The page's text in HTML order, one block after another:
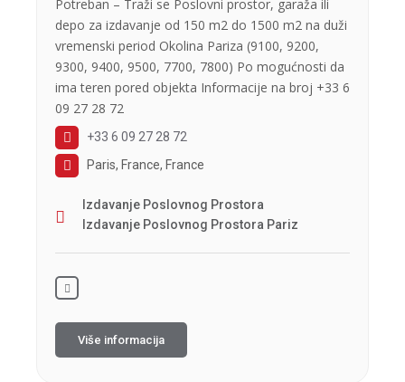
Potreban – Traži se Poslovni prostor, garaža ili
depo za izdavanje od 150 m2 do 1500 m2 na duži
vremenski period Okolina Pariza (9100, 9200,
9300, 9400, 9500, 7700, 7800) Po mogućnosti da
ima teren pored objekta Informacije na broj +33 6
09 27 28 72
+33 6 09 27 28 72
Paris, France, France
Izdavanje Poslovnog Prostora
Izdavanje Poslovnog Prostora Pariz
Više informacija